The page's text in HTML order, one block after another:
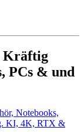
Kräftig
PCs & und
Notebooks,
KI, 4K, RTX &